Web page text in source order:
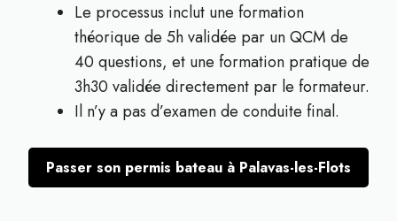
Le processus inclut une formation
théorique de 5h validée par un QCM de
40 questions, et une formation pratique de
3h30 validée directement par le formateur.
Il n’y a pas d’examen de conduite final.
Passer son permis bateau à Palavas-les-Flots